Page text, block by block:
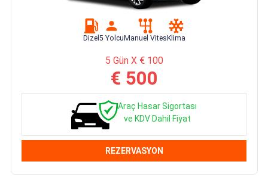
Dizel 5 YolcuManuel VitesKlima
5 Gün X € 100
€ 500
Araç Hasar Sigortası
ve KDV Dahil Fiyat
REZERVASYON